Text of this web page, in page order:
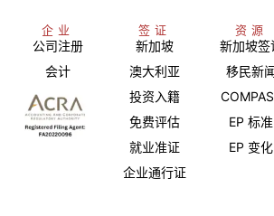
企业
公司注册
会计
签证
新加坡
澳大利亚
投资入籍
免费评估
就业准证
企业通行证
资源
新加坡签
移民新
EP 标准
EP 变化